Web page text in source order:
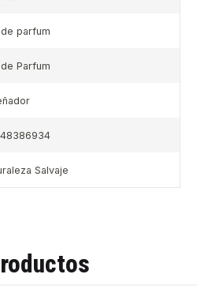
de parfum
de Parfum
Salvaje